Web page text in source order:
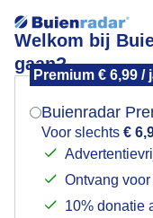
Welkom bij
gaan?
Premium € 6,99 /
Buienradar
Voor slechts €
Ontvang
10% donatie
Sneeuw in het park
Mogen we je
Indien je hier
verschijnt er zo